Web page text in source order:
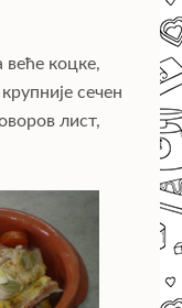
веће коцке,
сечен
лист,